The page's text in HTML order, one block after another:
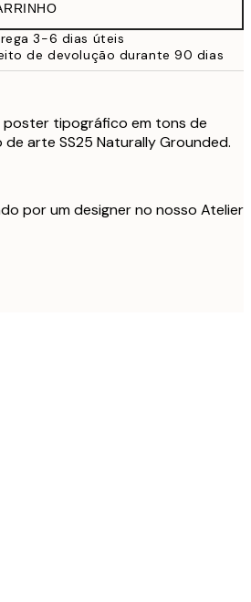
32,45 €
3-6 dias úteis
de devolução durante 90 dias
poster tipográfico em tons de
arte SS25 Naturally Grounded.
por um designer no nosso Atelier